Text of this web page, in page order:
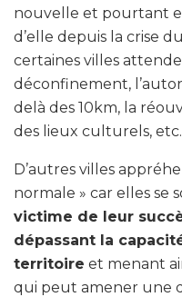
nouvelle et pourtant
d’elle depuis la crise
certaines villes
déconfinement,
delà des 10km, la
des lieux culturels, etc.
D’autres villes
normale » car elles se
victime de leur
dépassant la
territoire et menant
qui peut amener une